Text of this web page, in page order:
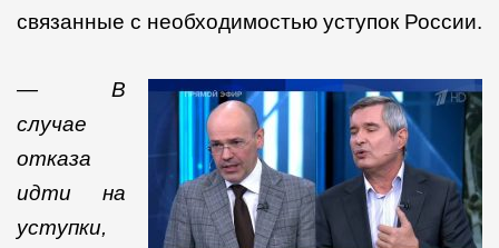
связанные с необходимостью уступок России.
— В
случае
отказа
идти на
уступки,